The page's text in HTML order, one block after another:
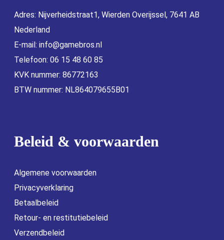
Adres: Nijverheidstraat1, Wierden Overijssel, 7641 AB
Nederland
E-mail: info@gamebros.nl
Telefoon: 06 15 48 60 85
KVK nummer: 86772163
BTW nummer: NL864079655B01
Beleid & voorwaarden
Algemene voorwaarden
Privacyverklaring
Betaalbeleid
Retour- en restitutiebeleid
Verzendbeleid